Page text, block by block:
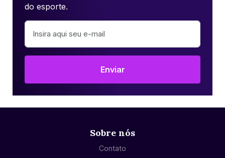
do esporte.
Enviar
Sobre nós
Contato